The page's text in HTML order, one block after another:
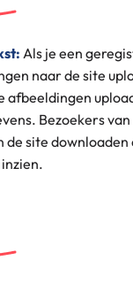
Als je een
naar de site
afbeeldingen
Bezoekers
de site downloaden